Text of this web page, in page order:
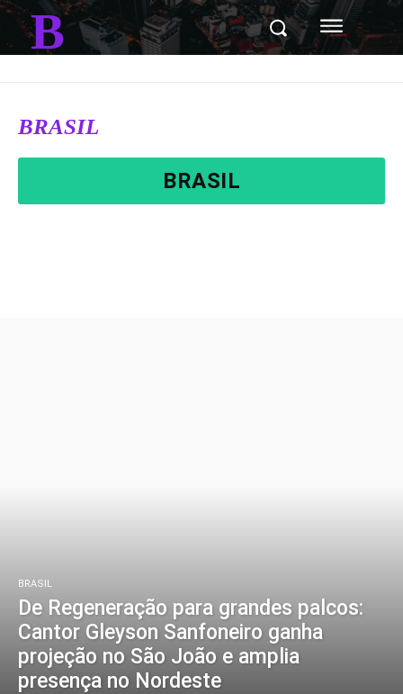
B
BRASIL
BRASIL
BRASIL
De Regeneração para grandes palcos:
Cantor Gleyson Sanfoneiro ganha
projeção no São João e amplia
presença no Nordeste